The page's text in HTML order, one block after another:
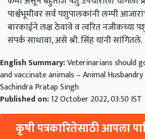
पार्श्वभूमीवर सर्व पशुपालकांनी लम्पी
बारकाईने लक्ष ठेवावे व त्वरित नजीकच्या
संपर्क साधावा, असे श्री. सिंह यांनी सांगितले.
English Summary:Veterinarians should
and vaccinate animals – Animal
Sachindra Pratap Singh
Published on:12 October 2022, 03:50 IST
कृषी पत्रकारितेसाठी आपला